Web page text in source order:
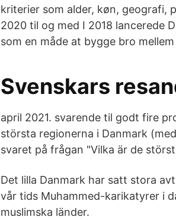
kriterier som alder, køn, geografi,
2020 til og med I 2018 lancerede
som en måde at bygge bro
Svenskars
april 2021. svarende til godt fire
största regionerna i Danmark
svaret på frågan "Vilka är de
Det lilla Danmark har satt stora
vår tids Muhammed-karikatyrer i
muslimska länder.